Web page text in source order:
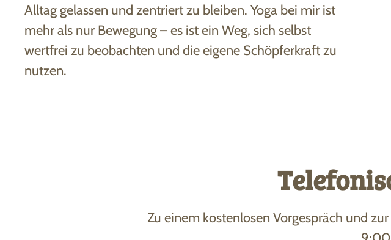
Alltag gelassen und zentriert zu bleiben. Yoga bei mir ist
mehr als nur Bewegung – es ist ein Weg, sich selbst
wertfrei zu beobachten und die eigene Schöpferkraft zu
nutzen.
Zu einem kostenlosen Vorgespräch und